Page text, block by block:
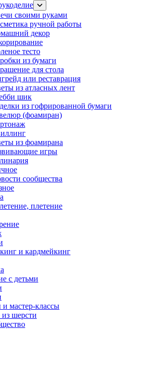
своими руками
ручной работы
декор
тесто
из бумаги
для стола
или реставрация
из атласных лент
шик
из гофрированной бумаги
(фоамиран)
из фоамирана
игры
сообщества
плетение
и кардмейкинг
с детьми
мастер-классы
шерсти